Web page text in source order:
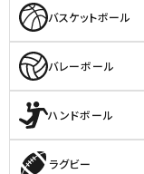
バスケットボール
バレーボール
ハンドボール
ラグビー